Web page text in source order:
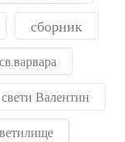
сборник
св.варвара
свети Валентин